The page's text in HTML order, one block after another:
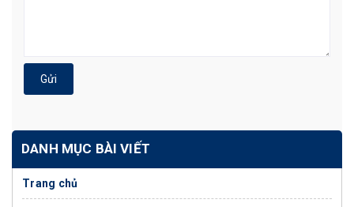
Gửi
DANH MỤC BÀI VIẾT
Trang chủ